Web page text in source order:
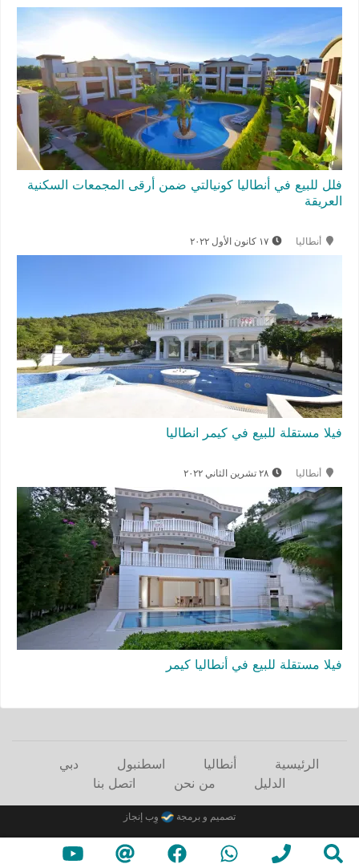
فلل للبيع في أنطاليا كونيالتي ضمن أرقى المجمعات السكنية
العريقة
أنطاليا
فيلا مستقلة للبيع في كيمر انطاليا
أنطاليا
فيلا مستقلة للبيع في أنطاليا كيمر
الرئيسية أنطاليا اسطنبول
دبي
الدليل
من نحن اتصل بنا
تصميم و برمجة وِب إنجاز